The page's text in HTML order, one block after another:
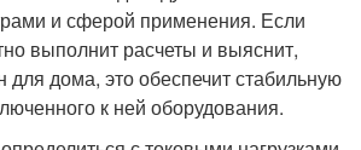
и сферой применения. Если
выполнит расчеты и выяснит,
для дома, это обеспечит стабильную
к ней оборудования.